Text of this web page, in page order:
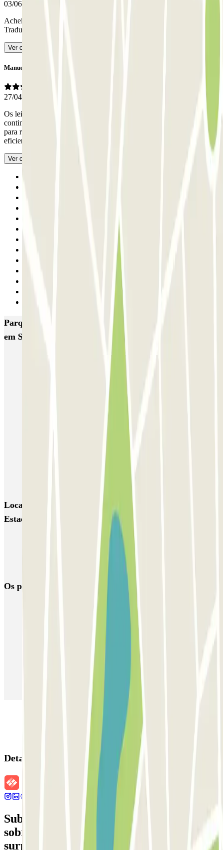
03/06/2026
Achei muito fácil, basta ler o guia para confirmar o estacionamento
Traduzido com IA
Ver original
Manuel
27/04/2026
Os leitores de matrículas são um verdadeiro desastre, falham
continuamente e frequentemente é necessário recorrer ao pessoal
para resolver a saída. O atendimento da equipe é muito amigável e
eficiente.
Ver original
Parques de estacionamento com melhor classificação
em Sevilha
MC Plaza de Cuba
SABA Estación Sevilla - Plaza de las Armas
Rosa Amarilla - Hospital Virgen del Rocío
Parking Vuela Aeropuerto Sevilla - P&R
Parking Pista Aeropuerto Sevilla - Valet
SABA Estación Sevilla - Santa Justa (P1 / P3)
Locais e eventos interessantes próximos de SABA
Estación Sevilla - Plaza de las Armas
Reservar parque de estacionamento perto da estação de Santa Justa
Estacionamento Aeroporto Sevilha | Parclick
Os parques de estacionamento mais reservados
Estacionamento em Porto Estacionamento em Lisboa
Estacionamento em Veneza
Estacionamento em Madrid
Estacionamento em Aeroporto de Adolfo Suárez Madrid–Barajas
Detalhes da reserva
Subscreva a nossa newsletter e saiba mais
sobre descontos, sorteios e muitas outras
surpresas.